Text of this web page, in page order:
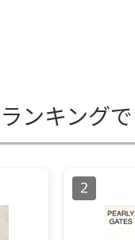
ンキング